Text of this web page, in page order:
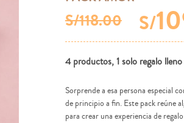
S/118.00S/
4 productos, 1 solo regalo
Sorprende a esa persona especial
de principio a fin. Este pack reúne
para crear una experiencia de